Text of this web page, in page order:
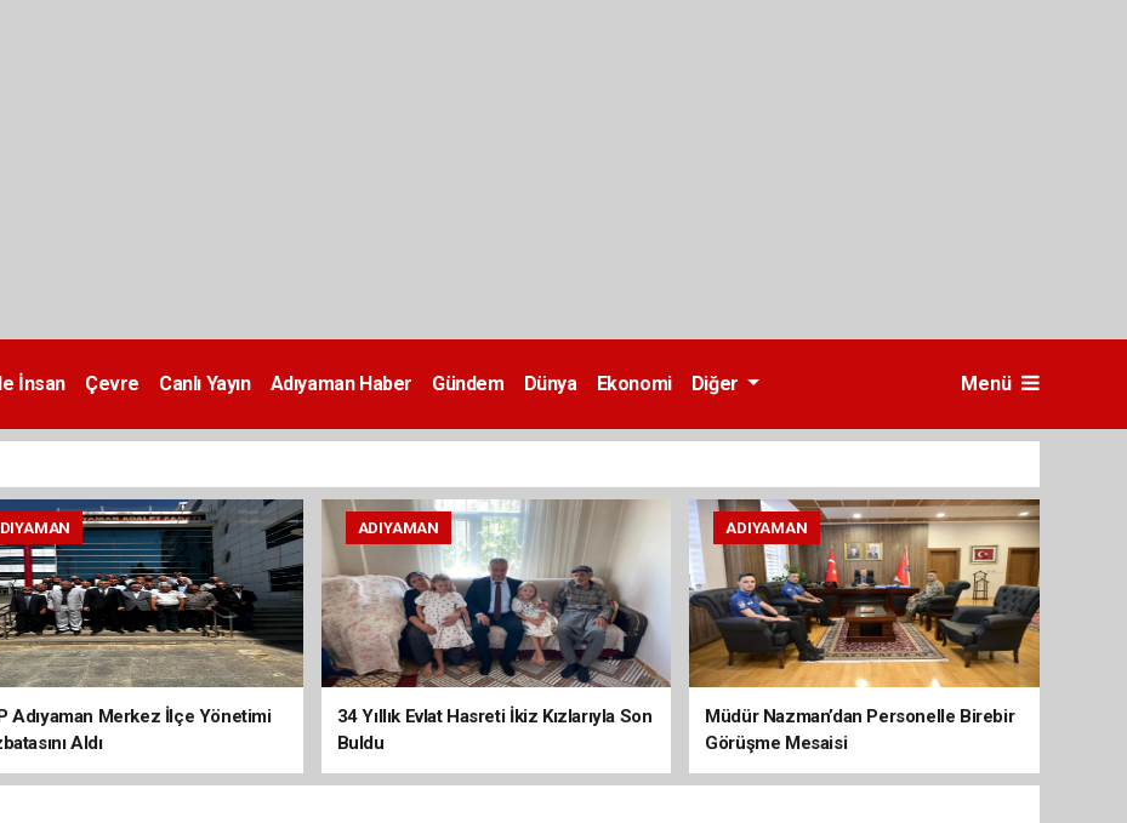
İnsan Çevre Canlı Yayın Adıyaman Haber Gündem Dünya Ekonomi Diğer Menü
Adıyaman Merkez İlçe Yönetimi
Aldı
ADIYAMAN
34 Yıllık Evlat Hasreti İkiz Kızlarıyla Son
Buldu
ADIYAMAN
Müdür Nazman’dan Personelle Birebir
Görüşme Mesaisi